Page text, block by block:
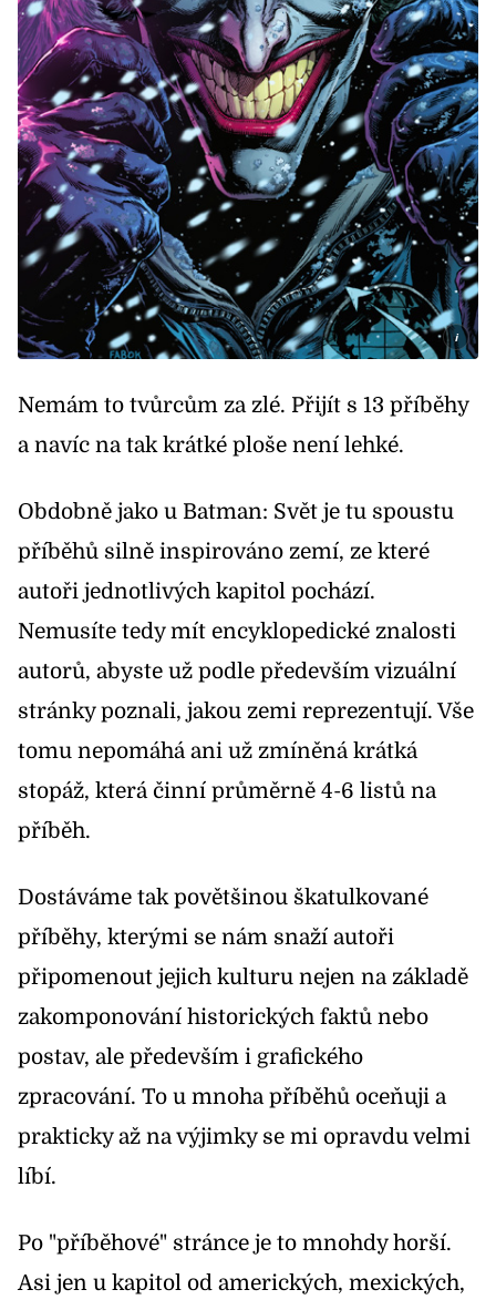
i
Nemám to tvůrcům za zlé. Přijít s 13 příběhy
a navíc na tak krátké ploše není lehké.
Obdobně jako u Batman: Svět je tu spoustu
příběhů silně inspirováno zemí, ze které
autoři jednotlivých kapitol pochází.
Nemusíte tedy mít encyklopedické znalosti
autorů, abyste už podle především vizuální
stránky poznali, jakou zemi reprezentují. Vše
tomu nepomáhá ani už zmíněná krátká
stopáž, která činní průměrně 4-6 listů na
příběh.
Dostáváme tak povětšinou škatulkované
příběhy, kterými se nám snaží autoři
připomenout jejich kulturu nejen na základě
zakomponování historických faktů nebo
postav, ale především i grafického
zpracování. To u mnoha příběhů oceňuji a
prakticky až na výjimky se mi opravdu velmi
líbí.
Po "příběhové" stránce je to mnohdy horší.
Asi jen u kapitol od amerických, mexických,